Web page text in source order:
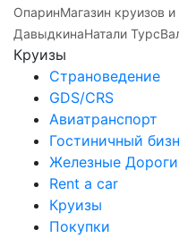
ОпаринМагазин круизов
ДавыдкинаНатали Турс
Круизы
Страноведение
GDS/CRS
Авиатранспорт
Гостиничный
Железные Дороги
Rent a car
Круизы
Покупки